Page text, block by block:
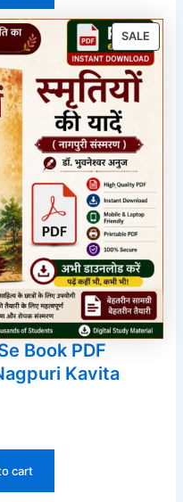
SALE
ON
Book PDF
Kavita
cart